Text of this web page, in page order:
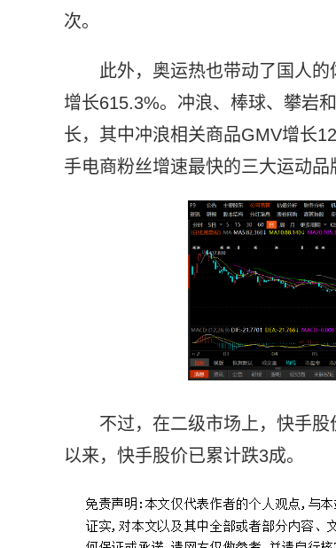
次。
此外，奥运热也带动了国人
增长615.3%。冲浪、棒球、攀岩
长，其中冲浪相关商品GMV增长
手电商粉丝增速最快的三大运动品
不过，在二级市场上，快手
以来，快手股价已累计跌3成。